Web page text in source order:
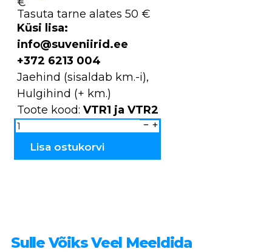
Tasuta tarne alates 50 €
Küsi lisa:
info@suveniirid.ee
+372 6213 004
Jaehind (sisaldab km.-i),
Hulgihind (+ km.)
Toote kood: VTR1 ja VTR2
Vitraaž
Tallinn
VTR2.;
Lisa ostukorvi
Sulle Võiks Veel Meeldida